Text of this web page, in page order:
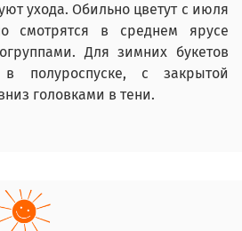
ухода. Обильно цветут с июля
смотрятся в среднем ярусе
Для зимних букетов
полуроспуске, с закрытой
головками в тени.